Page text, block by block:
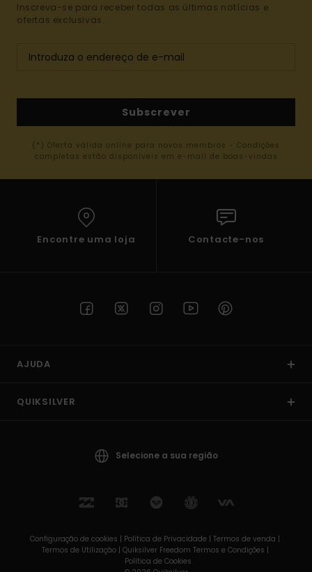
Inscreva-se para receber todas as últimas notícias e
ofertas exclusivas.
Subscrever
(*) Oferta válida online para novos membros - Condições
completas estão disponíveis em e-mail de boas-vindas
Encontre uma loja Contacte-nos
AJUDA
QUIKSILVER
Selecione a sua região
Configuração de cookies | Política de Privacidade | Termos de venda |
Termos de Utilizaçâo | Quiksilver Freedom Termos e Condições |
Política de Cookies